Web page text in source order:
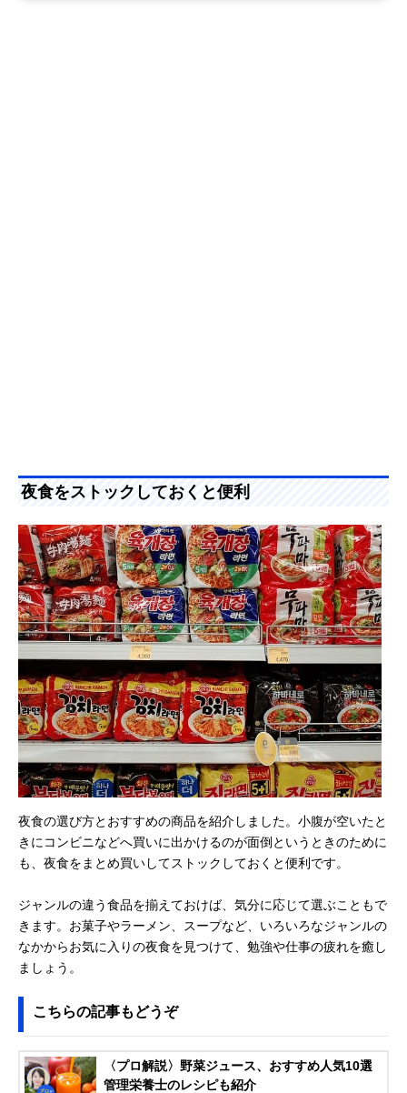
夜食をストックしておくと便利
夜食の選び方とおすすめの商品を紹介しました。小腹が空いたと
きにコンビニなどへ買いに出かけるのが面倒というときのために
も、夜食をまとめ買いしてストックしておくと便利です。
ジャンルの違う食品を揃えておけば、気分に応じて選ぶこともで
きます。お菓子やラーメン、スープなど、いろいろなジャンルの
なかからお気に入りの夜食を見つけて、勉強や仕事の疲れを癒し
ましょう。
こちらの記事もどうぞ
〈プロ解説〉野菜ジュース、おすすめ人気10選
管理栄養士のレシピも紹介